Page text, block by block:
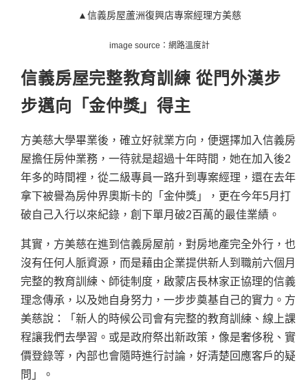
▲信義房屋蘆洲復興店專案經理方美慈
image source：網路溫度計
信義房屋完整教育訓練 從門外漢步
步邁向「金仲獎」得主
方美慈大學畢業後，確立好就業方向，便選擇加入信義房
屋擔任房仲業務，一待就是超過十年時間，她在加入後2
年多的時間裡，從二級專員一路升到專案經理，還在去年
拿下被譽為房仲界奧斯卡的「金仲獎」，更在今年5月打
破自己入行以來紀錄，創下單月破2百萬的最佳業績。
其實，方美慈在進到信義房屋前，對房地產完全外行，也
沒有任何人脈資源，而是藉由企業提供新人到職前六個月
完整的教育訓練、師徒制度，啟蒙店長林家正協理的信義
理念傳承，以及她自身努力，一步步奠基自己的實力。方
美慈說：「新人的時候公司會有完整的教育訓練、線上課
程讓我們去學習。或是政府祭出新政策，像是奢侈稅、實
價登錄等，內部也會隨時進行討論，好清楚回應客戶的疑
問」。